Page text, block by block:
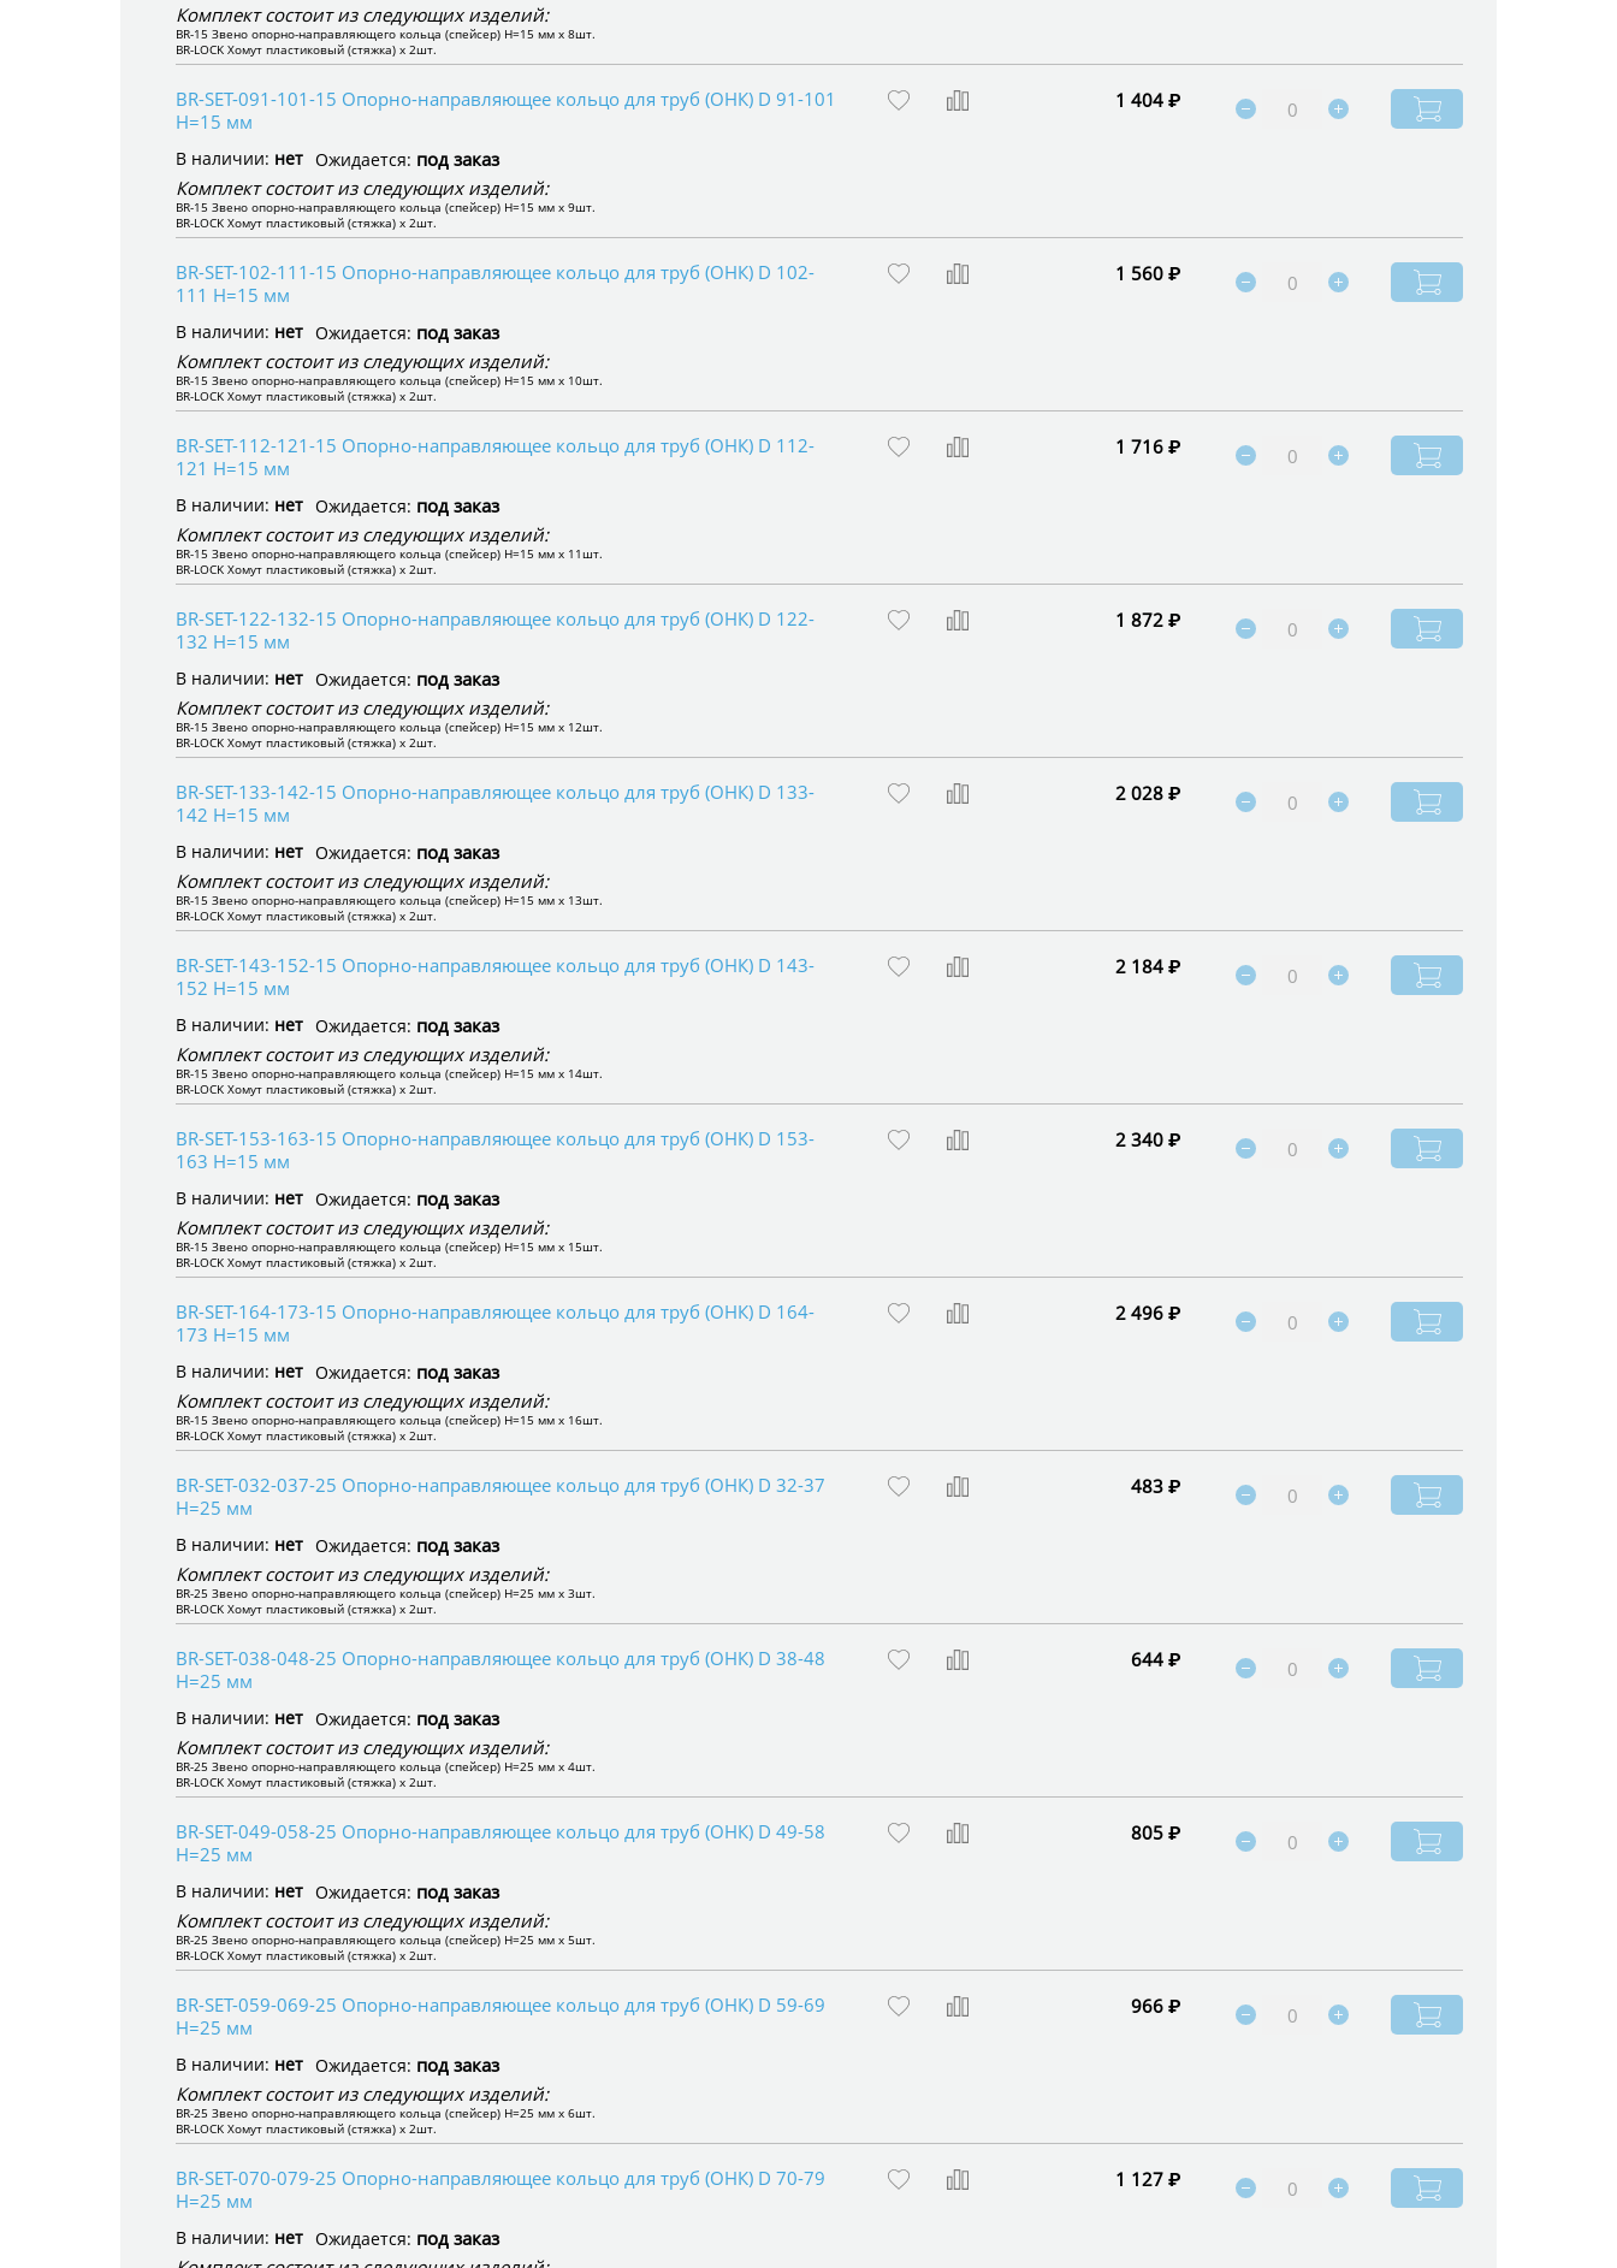
Комплект состоит из следующих изделий:
BR-15 Звено опорно-направляющего кольца (спейсер) H=15 мм x 8шт.
BR-LOCK Хомут пластиковый (стяжка) x 2шт.
BR-SET-091-101-15 Опорно-направляющее кольцо для труб (ОНК) D 91-101
H=15 мм
В наличии: нет Ожидается: под заказ
Комплект состоит из следующих изделий:
BR-15 Звено опорно-направляющего кольца (спейсер) H=15 мм x 9шт.
BR-LOCK Хомут пластиковый (стяжка) x 2шт.
1 404 ₽
BR-SET-102-111-15 Опорно-направляющее кольцо для труб (ОНК) D 102-
111 H=15 мм
В наличии: нет Ожидается: под заказ
Комплект состоит из следующих изделий:
BR-15 Звено опорно-направляющего кольца (спейсер) H=15 мм x 10шт.
BR-LOCK Хомут пластиковый (стяжка) x 2шт.
1 560 ₽
BR-SET-112-121-15 Опорно-направляющее кольцо для труб (ОНК) D 112-
121 H=15 мм
В наличии: нет Ожидается: под заказ
Комплект состоит из следующих изделий:
BR-15 Звено опорно-направляющего кольца (спейсер) H=15 мм x 11шт.
BR-LOCK Хомут пластиковый (стяжка) x 2шт.
1 716 ₽
BR-SET-122-132-15 Опорно-направляющее кольцо для труб (ОНК) D 122-
132 H=15 мм
В наличии: нет Ожидается: под заказ
Комплект состоит из следующих изделий:
BR-15 Звено опорно-направляющего кольца (спейсер) H=15 мм x 12шт.
BR-LOCK Хомут пластиковый (стяжка) x 2шт.
1 872 ₽
BR-SET-133-142-15 Опорно-направляющее кольцо для труб (ОНК) D 133-
142 H=15 мм
В наличии: нет Ожидается: под заказ
Комплект состоит из следующих изделий:
BR-15 Звено опорно-направляющего кольца (спейсер) H=15 мм x 13шт.
BR-LOCK Хомут пластиковый (стяжка) x 2шт.
2 028 ₽
BR-SET-143-152-15 Опорно-направляющее кольцо для труб (ОНК) D 143-
152 H=15 мм
В наличии: нет Ожидается: под заказ
Комплект состоит из следующих изделий:
BR-15 Звено опорно-направляющего кольца (спейсер) H=15 мм x 14шт.
BR-LOCK Хомут пластиковый (стяжка) x 2шт.
2 184 ₽
BR-SET-153-163-15 Опорно-направляющее кольцо для труб (ОНК) D 153-
163 H=15 мм
В наличии: нет Ожидается: под заказ
Комплект состоит из следующих изделий:
BR-15 Звено опорно-направляющего кольца (спейсер) H=15 мм x 15шт.
BR-LOCK Хомут пластиковый (стяжка) x 2шт.
2 340 ₽
BR-SET-164-173-15 Опорно-направляющее кольцо для труб (ОНК) D 164-
173 H=15 мм
В наличии: нет Ожидается: под заказ
Комплект состоит из следующих изделий:
BR-15 Звено опорно-направляющего кольца (спейсер) H=15 мм x 16шт.
BR-LOCK Хомут пластиковый (стяжка) x 2шт.
2 496 ₽
BR-SET-032-037-25 Опорно-направляющее кольцо для труб (ОНК) D 32-37
H=25 мм
В наличии: нет Ожидается: под заказ
Комплект состоит из следующих изделий:
BR-25 Звено опорно-направляющего кольца (спейсер) H=25 мм x 3шт.
BR-LOCK Хомут пластиковый (стяжка) x 2шт.
483 ₽
BR-SET-038-048-25 Опорно-направляющее кольцо для труб (ОНК) D 38-48
H=25 мм
В наличии: нет Ожидается: под заказ
Комплект состоит из следующих изделий:
BR-25 Звено опорно-направляющего кольца (спейсер) H=25 мм x 4шт.
BR-LOCK Хомут пластиковый (стяжка) x 2шт.
644 ₽
BR-SET-049-058-25 Опорно-направляющее кольцо для труб (ОНК) D 49-58
H=25 мм
В наличии: нет Ожидается: под заказ
Комплект состоит из следующих изделий:
BR-25 Звено опорно-направляющего кольца (спейсер) H=25 мм x 5шт.
BR-LOCK Хомут пластиковый (стяжка) x 2шт.
805 ₽
BR-SET-059-069-25 Опорно-направляющее кольцо для труб (ОНК) D 59-69
H=25 мм
В наличии: нет Ожидается: под заказ
Комплект состоит из следующих изделий:
BR-25 Звено опорно-направляющего кольца (спейсер) H=25 мм x 6шт.
BR-LOCK Хомут пластиковый (стяжка) x 2шт.
966 ₽
BR-SET-070-079-25 Опорно-направляющее кольцо для труб (ОНК) D 70-79
H=25 мм
В наличии: нет Ожидается: под заказ
1 127 ₽